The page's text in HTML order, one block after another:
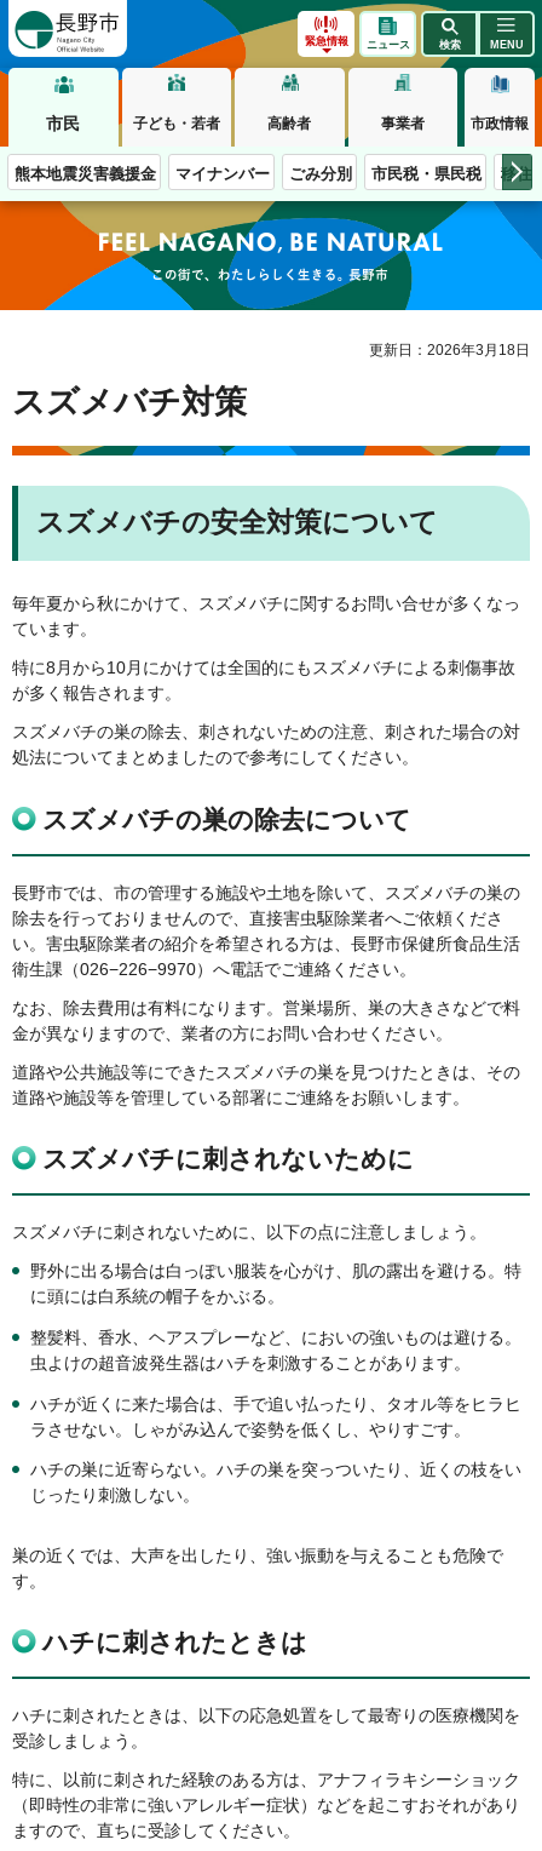
緊急情報 ニュース 検索 MENU
市民 子ども・若者 高齢者 事業者 市政情報
熊本地震災害義援金 マイナンバー ごみ分別 市民税・県民税 移住
この街で、わたしらしく生きる。長野市
更新日：2026年3月18日
スズメバチ対策
スズメバチの安全対策について
毎年夏から秋にかけて、スズメバチに関するお問い合せが多くなっ
ています。
特に8月から10月にかけては全国的にもスズメバチによる刺傷事故
が多く報告されます。
スズメバチの巣の除去、刺されないための注意、刺された場合の対
処法についてまとめましたので参考にしてください。
スズメバチの巣の除去について
長野市では、市の管理する施設や土地を除いて、スズメバチの巣の
除去を行っておりませんので、直接害虫駆除業者へご依頼くださ
い。害虫駆除業者の紹介を希望される方は、長野市保健所食品生活
衛生課（026−226−9970）へ電話でご連絡ください。
なお、除去費用は有料になります。営巣場所、巣の大きさなどで料
金が異なりますので、業者の方にお問い合わせください。
道路や公共施設等にできたスズメバチの巣を見つけたときは、その
道路や施設等を管理している部署にご連絡をお願いします。
スズメバチに刺されないために
スズメバチに刺されないために、以下の点に注意しましょう。
野外に出る場合は白っぽい服装を心がけ、肌の露出を避ける。特
に頭には白系統の帽子をかぶる。
整髪料、香水、ヘアスプレーなど、においの強いものは避ける。
虫よけの超音波発生器はハチを刺激することがあります。
ハチが近くに来た場合は、手で追い払ったり、タオル等をヒラヒ
ラさせない。しゃがみ込んで姿勢を低くし、やりすごす。
ハチの巣に近寄らない。ハチの巣を突っついたり、近くの枝をい
じったり刺激しない。
巣の近くでは、大声を出したり、強い振動を与えることも危険で
す。
ハチに刺されたときは
ハチに刺されたときは、以下の応急処置をして最寄りの医療機関を
受診しましょう。
特に、以前に刺された経験のある方は、アナフィラキシーショック
（即時性の非常に強いアレルギー症状）などを起こすおそれがあり
ますので、直ちに受診してください。